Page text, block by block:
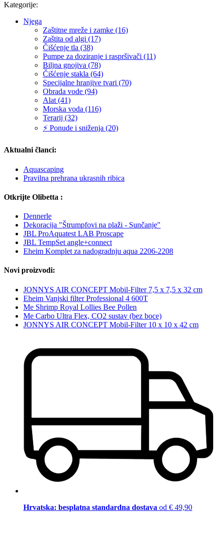
Kategorije:
Njega
Zaštitne mreže i zamke (16)
Zaštita od algi (17)
Čišćenje tla (38)
Pumpe za doziranje i raspršivači (11)
Biljna gnojiva (78)
Čišćenje stakla (64)
Specijalne hranjive tvari (70)
Obrada vode (94)
Alat (41)
Morska voda (116)
Terarij (32)
⚡ Ponude i sniženja (20)
Aktualni članci:
Aquascaping
Pravilna prehrana ukrasnih ribica
Otkrijte Olibetta :
Dennerle
Dekoracija "Štrumpfovi na plaži - Sunčanje"
JBL ProAquatest LAB Proscape
JBL TempSet angle+connect
Eheim Komplet za nadogradnju aqua 2206-2208
Novi proizvodi:
JONNYS AIR CONCEPT Mobil-Filter 7,5 x 7,5 x 32 cm
Eheim Vanjski filter Professional 4 600T
Me Shrimp Royal Lollies Bee Pollen
Me Carbo Ultra Flex, CO2 sustav (bez boce)
JONNYS AIR CONCEPT Mobil-Filter 10 x 10 x 42 cm
Hrvatska: besplatna standardna dostava od € 49,90